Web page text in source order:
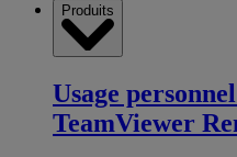
Produits
Usage
TeamViewer